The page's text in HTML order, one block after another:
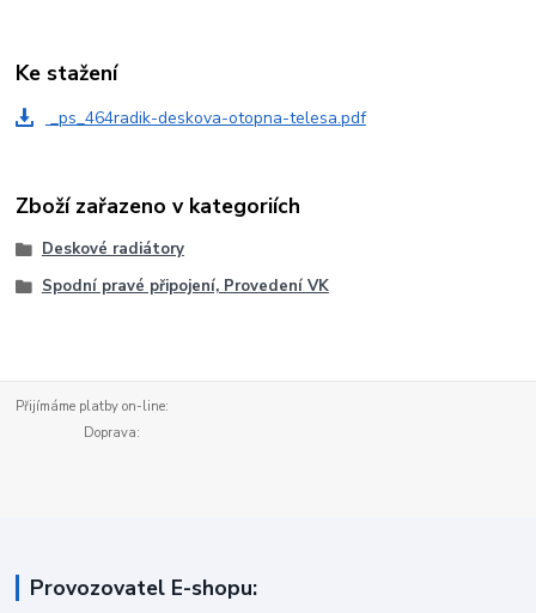
Ke stažení
_ps_464radik-deskova-otopna-telesa.pdf
Zboží zařazeno v kategoriích
Deskové radiátory
Spodní pravé připojení, Provedení VK
Přijímáme platby on-line:
Doprava:
Provozovatel E-shopu: